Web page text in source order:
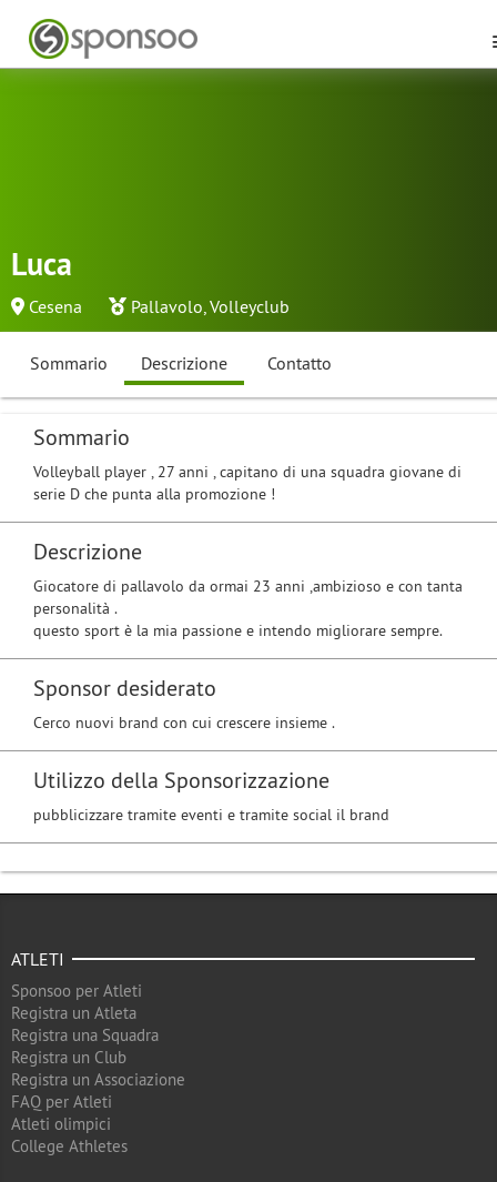
Luca
Cesena Pallavolo,Volleyclub
Sommario Descrizione Contatto
Sommario
Volleyball player , 27 anni , capitano di una squadra giovane di
serie D che punta alla promozione !
Descrizione
Giocatore di pallavolo da ormai 23 anni ,ambizioso e con tanta
personalità .
questo sport è la mia passione e intendo migliorare sempre.
Sponsor desiderato
Cerco nuovi brand con cui crescere insieme .
Utilizzo della Sponsorizzazione
pubblicizzare tramite eventi e tramite social il brand
ATLETI
Sponsoo per Atleti
Registra un Atleta
Registra una Squadra
Registra un Club
Registra un Associazione
FAQ per Atleti
Atleti olimpici
College Athletes